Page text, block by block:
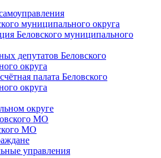
муниципального округа
Беловского муниципального
депутатов Беловского
округа
палата Беловского
округа
округе
МО
МО
управления